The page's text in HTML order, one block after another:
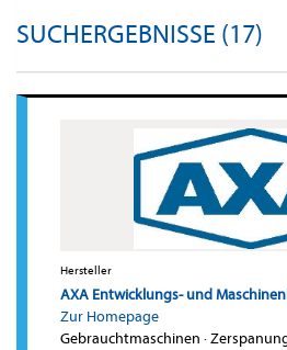
SUCHERGEBNISSE (17)
Hersteller
AXA Entwicklungs- und
Zur Homepage
Gebrauchtmaschinen ·